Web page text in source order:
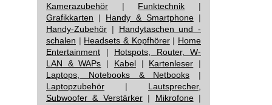
Kamerazubehör | Funktechnik |
Grafikkarten | Handy & Smartphone|
Handy-Zubehör | Handytaschen und -
schalen | Headsets & Kopfhörer| Home
Entertainment | Hotspots, Router, W-
LAN & WAPs | Kabel| Kartenleser |
Laptops, Notebooks & Netbooks |
Laptopzubehör | Lautsprecher,
Subwoofer & Verstärker| Mikrofone|